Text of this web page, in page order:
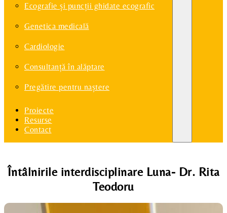
Ecografie și puncții ghidate ecografic
Genetica medicală
Cardiologie
Consultanță în alăptare
Pregătire pentru naștere
Proiecte
Resurse
Contact
Întâlnirile interdisciplinare Luna- Dr. Rita
Teodoru